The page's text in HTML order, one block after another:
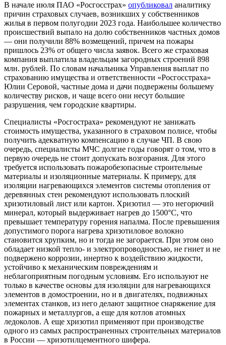
В начале июля ПАО «Росгосстрах» опубликовал аналитику
причин страховых случаев, возникших у собственников
жилья в первом полугодии 2023 года. Наибольшее количество
происшествий выпало на долю собственников частных домов
— они получили 88% возмещений, причем на пожары
пришлось 23% от общего числа заявок. Всего же страховая
компания выплатила владельцам загородных строений 898
млн. рублей. По словам начальника Управления выплат по
страхованию имущества и ответственности «Росгосстраха»
Юлии Серовой, частные дома и дачи подвержены большему
количеству рисков, и чаще всего они несут большие
разрушения, чем городские квартиры.
Специалисты «Росгостраха» рекомендуют не занижать
стоимость имущества, указанного в страховом полисе, чтобы
получить адекватную компенсацию в случае ЧП. В свою
очередь, специалисты МЧС долгие годы говорят о том, что в
первую очередь не стоит допускать возгорания. Для этого
требуется использовать пожаробезопасные строительные
материалы и изоляционные материалы. К примеру, для
изоляции нагревающихся элементов системы отопления от
деревянных стен рекомендуют использовать плоский
хризотиловый лист или картон. Хризотил — это негорючий
минерал, который выдерживает нагрев до 1500°С, что
превышает температуру горения напалма. После превышения
допустимого порога нагрева хризотиловое волокно
становится хрупким, но и тогда не загорается. При этом оно
обладает низкой тепло- и электропроводностью, не гниет и не
подвержено коррозии, инертно к воздействию жидкости,
устойчиво к механическим повреждениям и
неблагоприятным погодным условиям. Его используют не
только в качестве основы для изоляции для нагревающихся
элементов в домостроении, но и в двигателях, подвижных
элементах станков, из него делают защитное снаряжение для
пожарных и металлургов, а еще для котлов атомных
ледоколов. А еще хризотил применяют при производстве
одного из самых распространенных строительных материалов
в России — хризотилцементного шифера.